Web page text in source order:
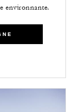
environnante.